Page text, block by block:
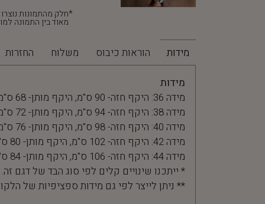
מאוד בין התמונה
מידות הוראות כיבוס משלוח החזרות
מידות
מידה 36: היקף חזה- 90 ס"מ, היקף מותן- 68 ס"מ
מידה 38: היקף חזה- 94 ס"מ, היקף מותן- 72 ס"מ
מידה 40: היקף חזה- 98 ס"מ, היקף מותן- 76 ס"מ
מידה 42: היקף חזה- 102 ס"מ, היקף מותן- 80 ס"מ
מידה 44: היקף חזה- 106 ס"מ, היקף מותן- 84 ס"מ
* ייתכנו שינויים קלים לפי סוג הבד של דגם
** ניתן לייצר לפי גם מידות ספציפיות של